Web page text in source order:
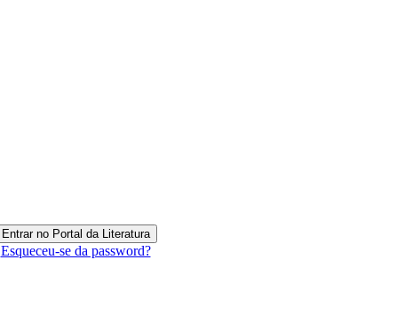
Esqueceu-se da password?